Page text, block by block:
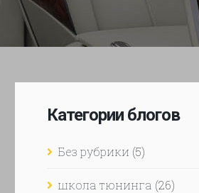
Категории блогов
Без рубрики (5)
школа тюнинга (26)